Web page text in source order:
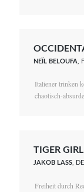
NEÏL BELOUFA ,
Italiener trinken
chaotisch-
TIGER GIRL
JAKOB LASS,
Freiheit durch